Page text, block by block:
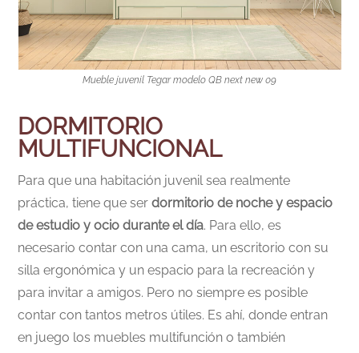
Mueble juvenil Tegar modelo QB next new 09
DORMITORIO
MULTIFUNCIONAL
Para que una habitación juvenil sea realmente
práctica, tiene que serdormitorio de noche y espacio
de estudio y ocio durante el día. Para ello, es
necesario contar con una cama, un escritorio con su
silla ergonómica y un espacio para la recreación y
para invitar a amigos. Pero no siempre es posible
contar con tantos metros útiles. Es ahí, donde entran
en juego los muebles multifunción o también